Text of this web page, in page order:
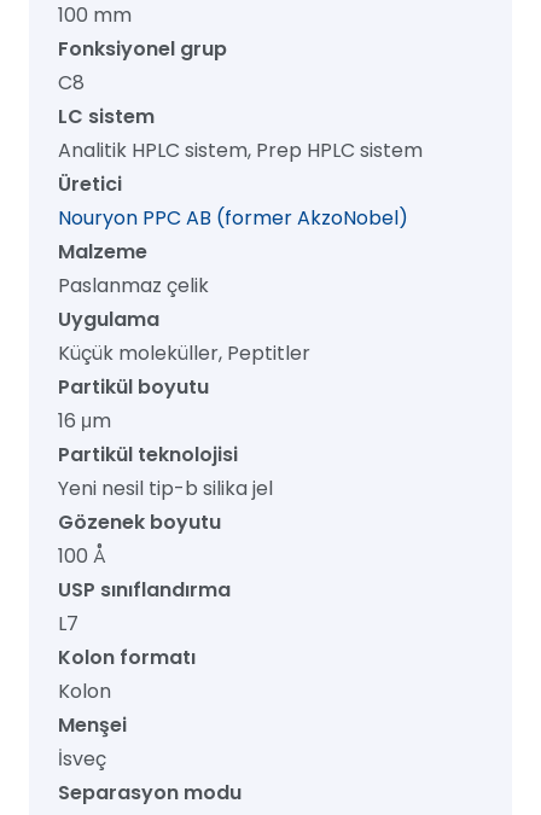
µm,
mm
mm,
1/pk
adet
100 mm
Fonksiyonel grup
C8
LC sistem
Analitik HPLC sistem, Prep HPLC sistem
Üretici
Nouryon PPC AB (former AkzoNobel)
Malzeme
Paslanmaz çelik
Uygulama
Küçük moleküller, Peptitler
Partikül boyutu
16 μm
Partikül teknolojisi
Yeni nesil tip-b silika jel
Gözenek boyutu
100 Å
USP sınıflandırma
L7
Kolon formatı
Kolon
Menşei
İsveç
Separasyon modu